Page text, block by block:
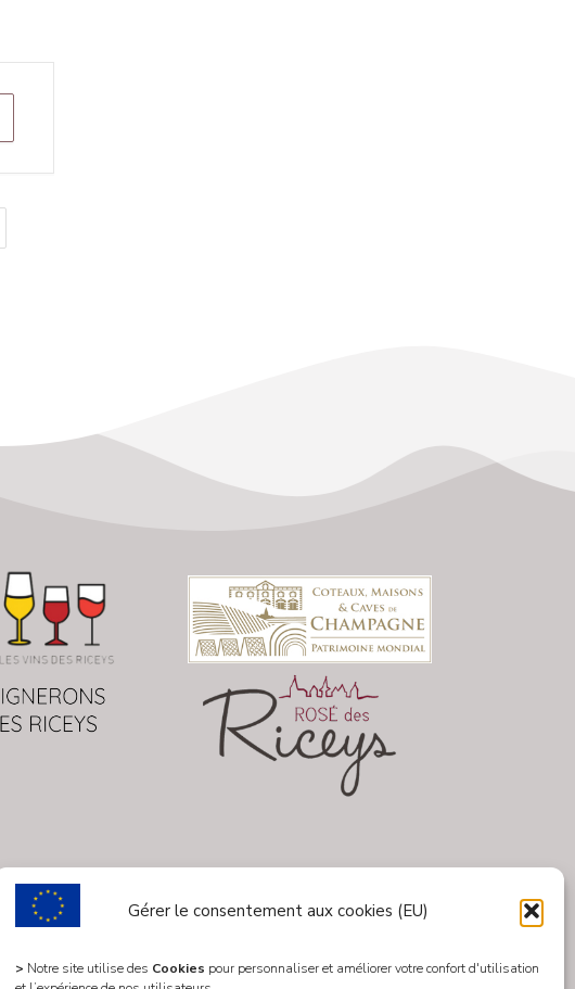
Gérer le consentement aux cookies (EU)
> Notre site utilise des Cookies pour personnaliser et améliorer votre confort d'utilisation